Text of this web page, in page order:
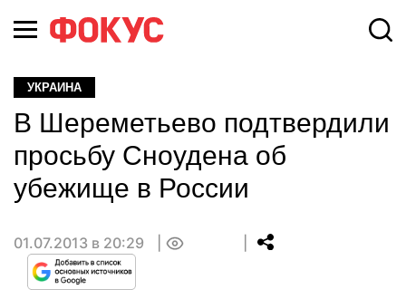
УКРАИНА
В Шереметьево подтвердили
просьбу Сноудена об
убежище в России
01.07.2013 в 20:29